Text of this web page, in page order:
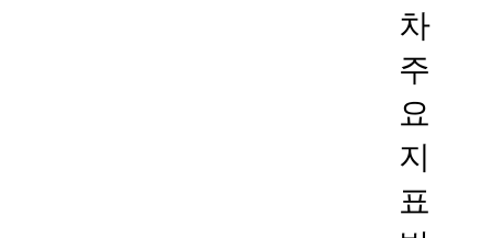
차
주
요
지
표